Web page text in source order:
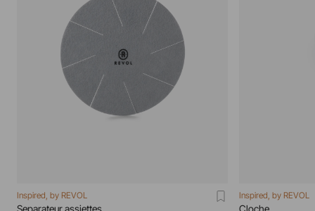
Inspired, by REVOL Inspired, by REVOL